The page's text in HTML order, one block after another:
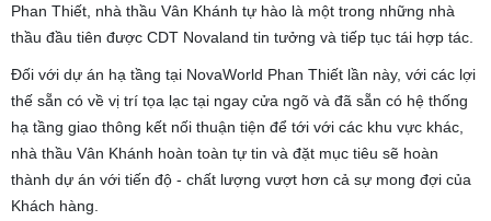
Phan Thiết, nhà thầu Vân Khánh tự hào là một trong những nhà
thầu đầu tiên được CDT Novaland tin tưởng và tiếp tục tái hợp tác.
Đối với dự án hạ tầng tại NovaWorld Phan Thiết lần này, với các lợi
thế sẵn có về vị trí tọa lạc tại ngay cửa ngõ và đã sẵn có hệ thống
hạ tầng giao thông kết nối thuận tiện để tới với các khu vực khác,
nhà thầu Vân Khánh hoàn toàn tự tin và đặt mục tiêu sẽ hoàn
thành dự án với tiến độ - chất lượng vượt hơn cả sự mong đợi của
Khách hàng.